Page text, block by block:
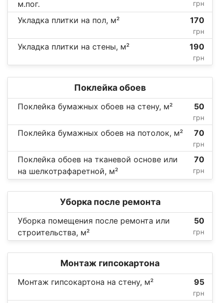
м.пог.
грн
Укладка плитки на пол, м² 170
грн
Укладка плитки на стены, м² 190
грн
Поклейка обоев
Поклейка бумажных обоев на стену, м² 50
грн
Поклейка бумажных обоев на потолок, м² 70
грн
Поклейка обоев на тканевой основе или
на шелкотрафаретной, м²
70
грн
Уборка после ремонта
Уборка помещения после ремонта или
строительства, м²
50
грн
Монтаж гипсокартона
Монтаж гипсокартона на стену, м² 95
грн